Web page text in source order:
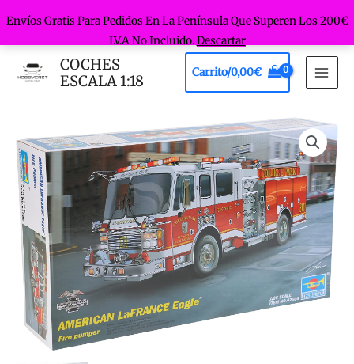
Envíos Gratis Para Pedidos En La Península Que Superen Los 200€
I.V.A No Incluido.Descartar
COCHES
ESCALA 1:18
Carrito/0,00€